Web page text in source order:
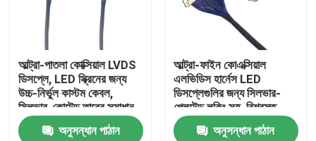
মান নিয়ন্ত্রণ
আমাদের সাথে যোগাযোগ করুন
আল্ট্রা-পাতলা কোক্সিয়াল LVDS
ডিসপ্লে, LED স্ক্রিনের জন্য
উচ্চ-নির্ভুল কাস্টম কেবল,
সিলভার-কোটেড তারের সমাধান
অনুসন্ধান পাঠান
আল্ট্রা-ফাইন কোএক্সিয়াল
এলভিডিস হার্নেস LED
ডিসপ্লেগুলির জন্য সিলভার-
প্লেটেড লকিং সহ, বিশ্বস্ত
তারের হার্নেস প্রস্তুতকারক
অনুসন্ধান পাঠান